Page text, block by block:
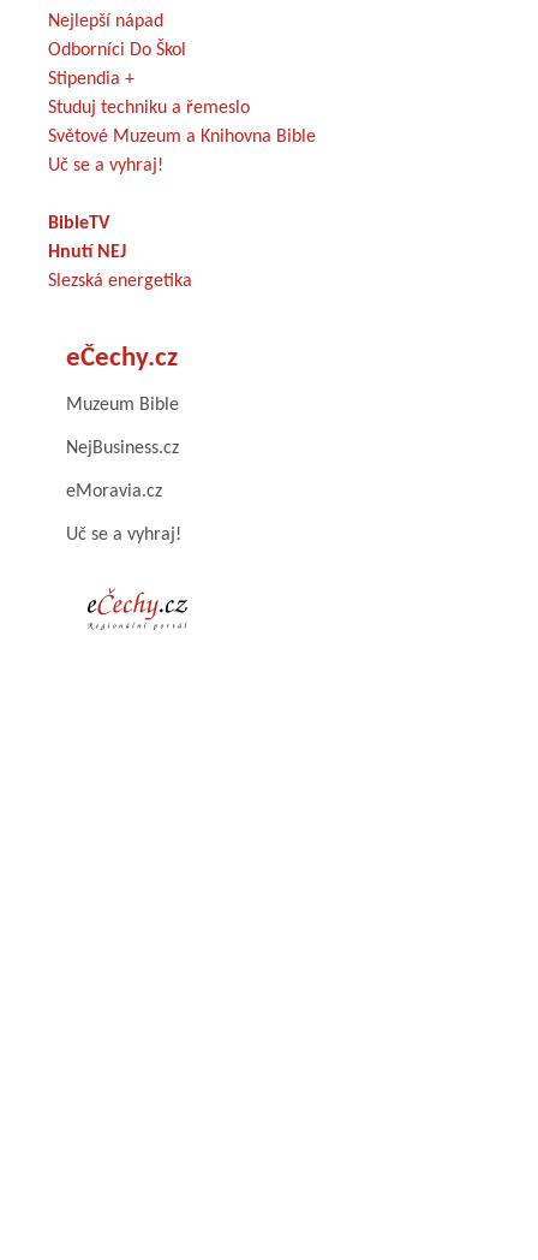
Nejlepší nápad
Odborníci Do Škol
Stipendia +
Studuj techniku a řemeslo
Světové Muzeum a Knihovna Bible
Uč se a vyhraj!
BibleTV
Hnutí NEJ
Slezská energetika
eČechy.cz
Muzeum Bible
NejBusiness.cz
eMoravia.cz
Uč se a vyhraj!